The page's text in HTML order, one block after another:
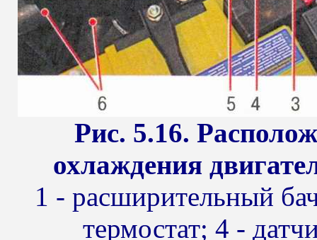
Рис. 5.16.
охлаждения
1 - расширительный
термостат; 4 -